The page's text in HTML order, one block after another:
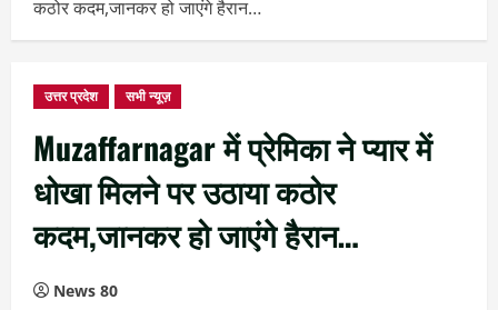
कठोर कदम,जानकर हो जाएंगे हैरान…
उत्तर प्रदेश सभी न्यूज़
Muzaffarnagar में प्रेमिका ने प्यार में
धोखा मिलने पर उठाया कठोर
कदम,जानकर हो जाएंगे हैरान…
News 80